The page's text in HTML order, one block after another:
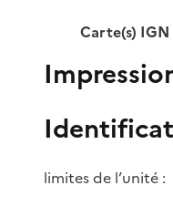
Carte(s) IGN
limites de l’unité :